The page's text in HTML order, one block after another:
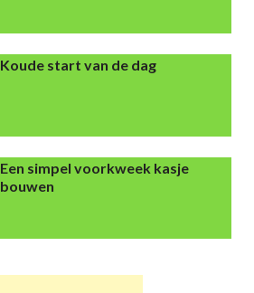
Koude start van de dag
Een simpel voorkweek kasje
bouwen